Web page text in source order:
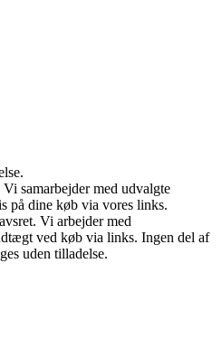
samarbejder med udvalgte
på dine køb via vores links.
Vi arbejder med
ved køb via links. Ingen del af
uden tilladelse.